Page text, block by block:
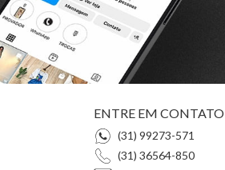
ENTRE EM CONTATO
(31) 99273-571
(31) 36564-850